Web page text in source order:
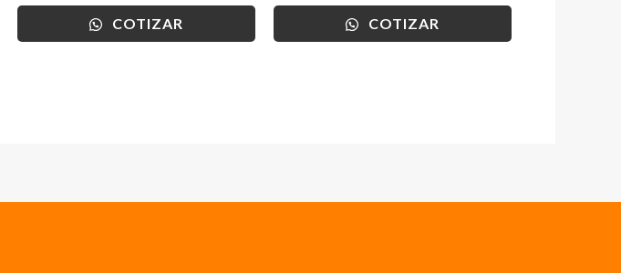
COTIZAR COTIZAR